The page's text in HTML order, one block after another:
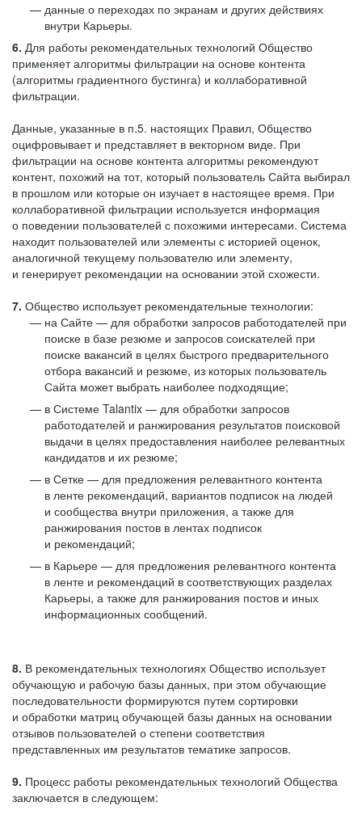
данные о переходах по экранам и других действиях
внутри Карьеры.
6. Для работы рекомендательных технологий Общество
применяет алгоритмы фильтрации на основе контента
(алгоритмы градиентного бустинга) и коллаборативной
фильтрации.
Данные, указанные в п.5. настоящих Правил, Общество
оцифровывает и представляет в векторном виде. При
фильтрации на основе контента алгоритмы рекомендуют
контент, похожий на тот, который пользователь Сайта выбирал
в прошлом или которые он изучает в настоящее время. При
коллаборативной фильтрации используется информация
о поведении пользователей с похожими интересами. Система
находит пользователей или элементы с историей оценок,
аналогичной текущему пользователю или элементу,
и генерирует рекомендации на основании этой схожести.
7. Общество использует рекомендательные технологии:
на Сайте — для обработки запросов работодателей при
поиске в базе резюме и запросов соискателей при
поиске вакансий в целях быстрого предварительного
отбора вакансий и резюме, из которых пользователь
Сайта может выбрать наиболее подходящие;
в Системе Talantix — для обработки запросов
работодателей и ранжирования результатов поисковой
выдачи в целях предоставления наиболее релевантных
кандидатов и их резюме;
в Сетке — для предложения релевантного контента
в ленте рекомендаций, вариантов подписок на людей
и сообщества внутри приложения, а также для
ранжирования постов в лентах подписок
и рекомендаций;
в Карьере — для предложения релевантного контента
в ленте и рекомендаций в соответствующих разделах
Карьеры, а также для ранжирования постов и иных
информационных сообщений.
8. В рекомендательных технологиях Общество использует
обучающую и рабочую базы данных, при этом обучающие
последовательности формируются путем сортировки
и обработки матриц обучающей базы данных на основании
отзывов пользователей о степени соответствия
представленных им результатов тематике запросов.
9. Процесс работы рекомендательных технологий Общества
заключается в следующем: